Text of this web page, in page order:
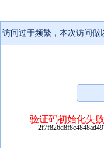
访问过于频繁，本次访问做
验证码初始化失败